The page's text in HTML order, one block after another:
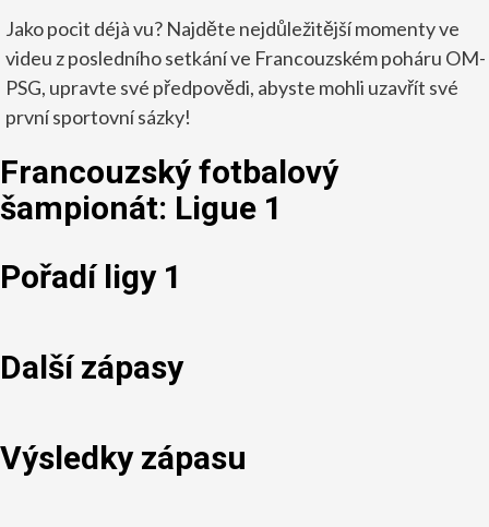
Jako pocit déjà vu? Najděte nejdůležitější momenty ve
videu z posledního setkání ve Francouzském poháru OM-
PSG, upravte své předpovědi, abyste mohli uzavřít své
první sportovní sázky!
Francouzský fotbalový
šampionát: Ligue 1
Pořadí ligy 1
Další zápasy
Výsledky zápasu